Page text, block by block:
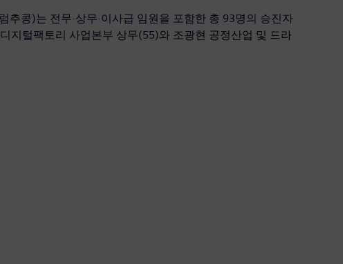
콩)는 전무·상무·이사급 임원을 포함한 총 93명의 승진자
지털팩토리 사업본부 상무(55)와 조광현 공정산업 및 드라